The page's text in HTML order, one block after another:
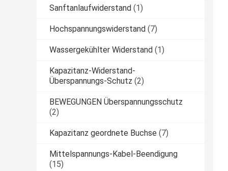
Sanftanlaufwiderstand (1)
Hochspannungswiderstand (7)
Wassergekühlter Widerstand (1)
Kapazitanz-Widerstand-
Überspannungs-Schutz (2)
BEWEGUNGEN Überspannungsschutz
(2)
Kapazitanz geordnete Buchse (7)
Mittelspannungs-Kabel-Beendigung
(15)